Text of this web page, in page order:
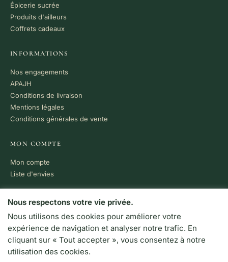
Épicerie sucrée
Produits d'ailleurs
Coffrets cadeaux
INFORMATIONS
Nos engagements
APAJH
Conditions de livraison
Mentions légales
Conditions générales de vente
MON COMPTE
Mon compte
Liste d'envies
PAIEMENT 100% SÉCURISÉ
VISA MC CB
LIVRAISON RAPIDE
Colissimo · Chronopost
Nous respectons votre vie privée.
Nous utilisons des cookies pour améliorer votre
expérience de navigation et analyser notre trafic. En
cliquant sur « Tout accepter », vous consentez à notre
utilisation des cookies.